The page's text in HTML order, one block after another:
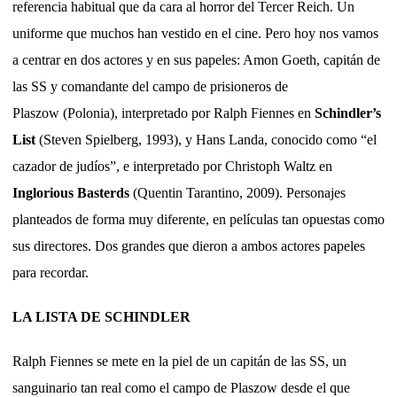
referencia habitual que da cara al horror del Tercer Reich. Un
uniforme que muchos han vestido en el cine. Pero hoy nos vamos
a centrar en dos actores y en sus papeles: Amon Goeth, capitán de
las SS y comandante del campo de prisioneros de
Plaszow (Polonia), interpretado por Ralph Fiennes en Schindler’s
List (Steven Spielberg, 1993), y Hans Landa, conocido como “el
cazador de judíos”, e interpretado por Christoph Waltz en
Inglorious Basterds (Quentin Tarantino, 2009). Personajes
planteados de forma muy diferente, en películas tan opuestas como
sus directores. Dos grandes que dieron a ambos actores papeles
para recordar.
LA LISTA DE SCHINDLER
Ralph Fiennes se mete en la piel de un capitán de las SS, un
sanguinario tan real como el campo de Plaszow desde el que